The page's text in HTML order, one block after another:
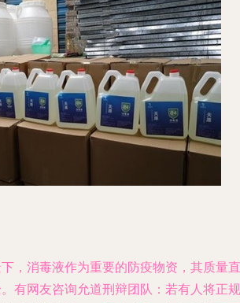
，消毒液作为重要的防疫物资，其质量直
有网友咨询允道刑辩团队：若有人将正规